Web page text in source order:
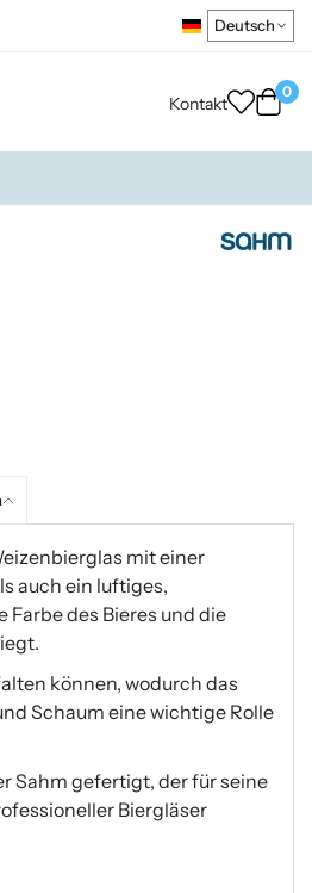
Kontakt
0
mit einer
auch ein luftiges,
des Bieres und die
können, wodurch das
Schaum eine wichtige Rolle
Sahm gefertigt, der für seine
Biergläser